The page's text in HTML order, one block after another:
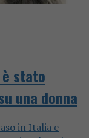
stato
una donna
in Italia e